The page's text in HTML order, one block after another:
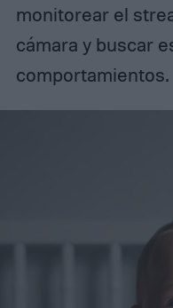
monitorear el
cámara y buscar
comportamientos.